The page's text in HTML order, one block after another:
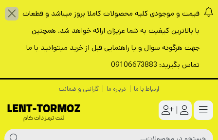
قیمت و موجودی کلیه محصولات کاملا بروز میباشد و قطعات
با بالاترین کیفیت به شما عزیزان ارائه خواهد شد. همچنین
جهت هرگونه سوال و یا راهنمایی قبل از خرید میتوانید با ما
تماس بگیرید: 09106673883
ارتباط با ما درباره ما گارانتی و ضمانت
|